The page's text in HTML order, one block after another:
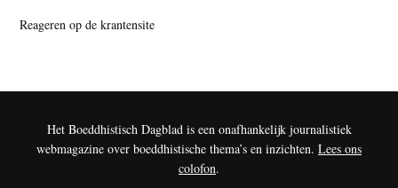
Reageren op de krantensite
Het Boeddhistisch Dagblad is een onafhankelijk journalistiek
webmagazine over boeddhistische thema’s en inzichten. Lees ons
colofon.